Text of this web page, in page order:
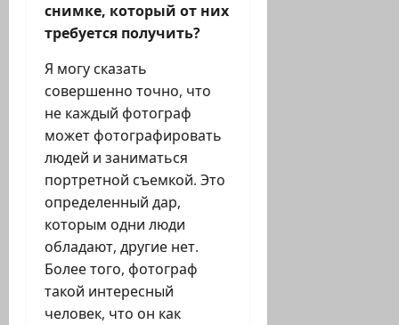
снимке, который от них
требуется получить?
Я могу сказать
совершенно точно, что
не каждый фотограф
может фотографировать
людей и заниматься
портретной съемкой. Это
определенный дар,
которым одни люди
обладают, другие нет.
Более того, фотограф
такой интересный
человек, что он как